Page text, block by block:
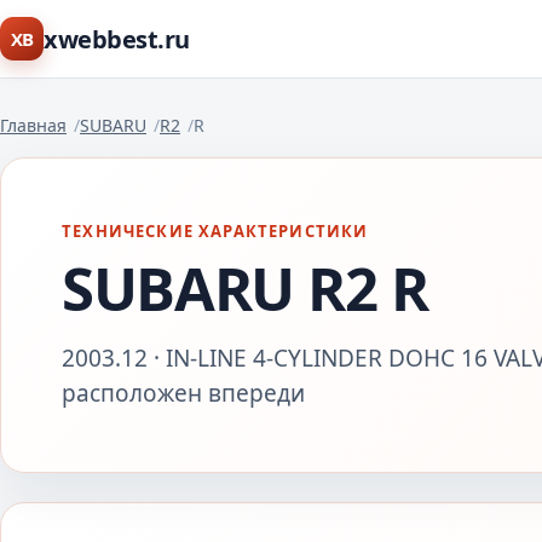
XB xwebbest.ru
Главная SUBARU R2 R
ТЕХНИЧЕСКИЕ ХАРАКТЕРИСТИКИ
SUBARU R2 R
2003.12 · IN-LINE 4-CYLINDER DOHC 16
расположен впереди